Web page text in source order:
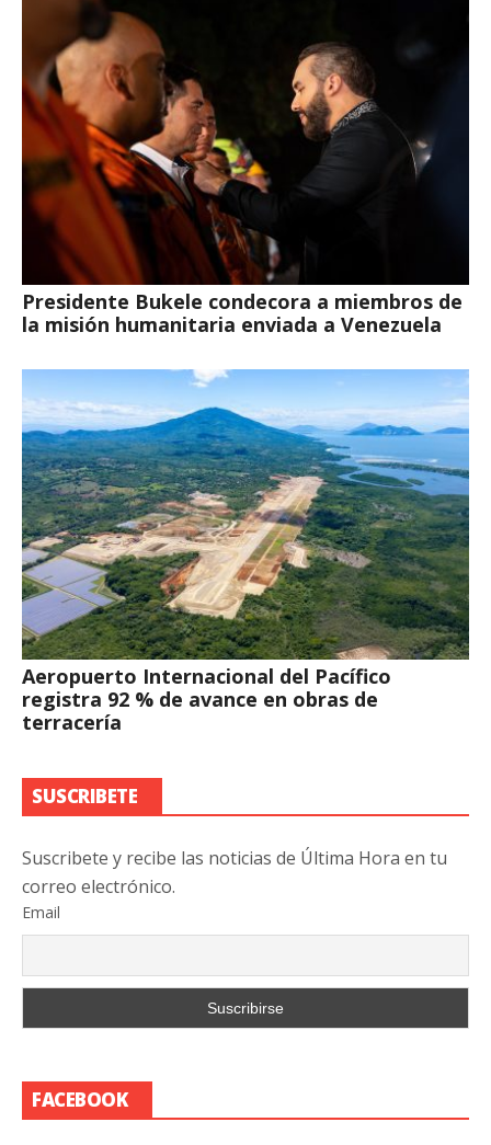
Presidente Bukele condecora a miembros de
la misión humanitaria enviada a Venezuela
Aeropuerto Internacional del Pacífico
registra 92 % de avance en obras de
terracería
SUSCRIBETE
Suscribete y recibe las noticias de Última Hora en tu
correo electrónico.
Email
FACEBOOK